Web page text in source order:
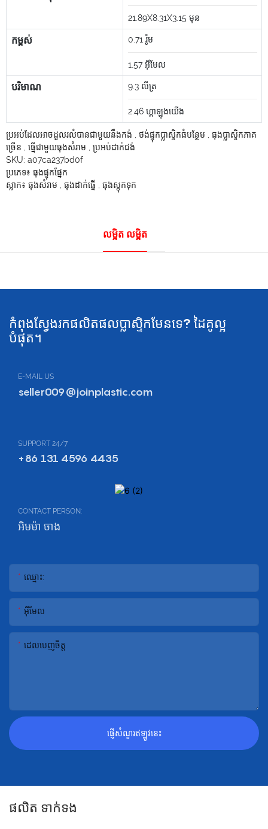
21.89X8.31X3.15 មុន
កម្ពស់ 0.71 រ៉ូម
1.57អ៊ីមែល
បរិមាណ 9.3 លីត្រ
2.46 ហ្គាឡុងយើង
ប្រអប់ដែលអាចដួលរលំបានជាមួយនឹងកង់ ថង់ផ្ទុកប្លាស្ទិកធំបន្ថែម
ធុងប្លាស្ទិកភាគ
ច្រើន
ធ្នើជាមួយធុងសំរាម
ប្រអប់ដាក់ជង់
SKU: a07ca237bd0f
ប្រភេទ៖ ធុងផ្ទុកផ្នែក
ស្លាក៖ ធុងសំរាម ធុងដាក់ធ្នើ ធុងស្តុកទុក
លម្អិត លម្អិត
កំពុងស្វែងរកផលិតផលប្លាស្ទិកមែនទេ? ដៃគូល្អ
បំផុត។
E-MAIL US
seller009@joinplastic.com
SUPPORT 24/7
+86 131 4596 4435
CONTACT PERSON:
អិមម៉ា ចាង
ឈ្មោះ:
អ៊ីមែល
ដេលបេញចិត្ដ
ផ្ញើសំណួរឥឡូវនេះ
ផលិត ទាក់ទង